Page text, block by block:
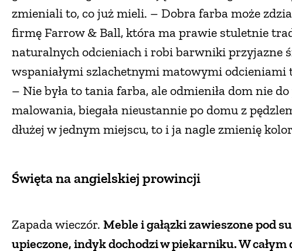
zmieniali to, co już mieli. – Dobra farba może
firmę Farrow & Ball, która ma prawie stuletnie
naturalnych odcieniach i robi barwniki przyjazne
wspaniałymi szlachetnymi matowymi odcieniami
– Nie była to tania farba, ale odmieniła dom nie
malowania, biegała nieustannie po domu z
dłużej w jednym miejscu, to i ja nagle zmienię
Święta na angielskiej prowincji
Zapada wieczór. Meble i gałązki zawieszone pod
upieczone, indyk dochodzi w piekarniku. W